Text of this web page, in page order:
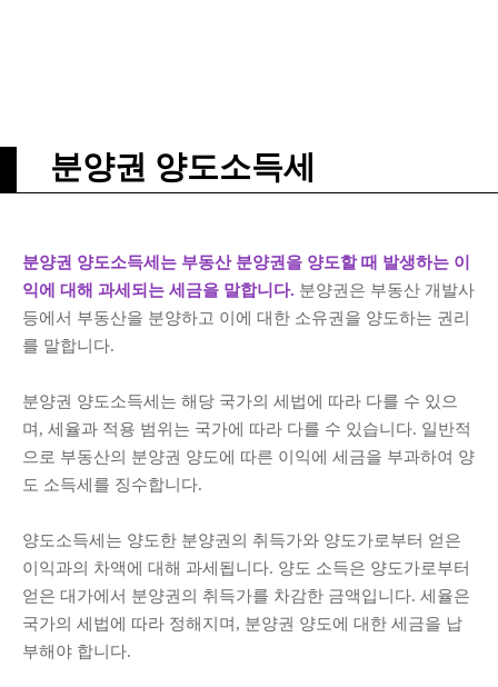
분양권 양도소득세
분양권 양도소득세는 부동산 분양권을 양도할 때 발생하는 이
익에 대해 과세되는 세금을 말합니다. 분양권은 부동산 개발사
등에서 부동산을 분양하고 이에 대한 소유권을 양도하는 권리
를 말합니다.
분양권 양도소득세는 해당 국가의 세법에 따라 다를 수 있으
며, 세율과 적용 범위는 국가에 따라 다를 수 있습니다. 일반적
으로 부동산의 분양권 양도에 따른 이익에 세금을 부과하여 양
도 소득세를 징수합니다.
양도소득세는 양도한 분양권의 취득가와 양도가로부터 얻은
이익과의 차액에 대해 과세됩니다. 양도 소득은 양도가로부터
얻은 대가에서 분양권의 취득가를 차감한 금액입니다. 세율은
국가의 세법에 따라 정해지며, 분양권 양도에 대한 세금을 납
부해야 합니다.